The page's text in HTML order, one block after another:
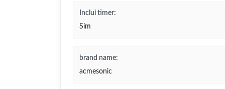
Inclui timer:
Sim
brand name:
acmesonic